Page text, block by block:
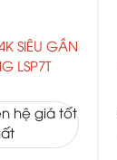
SIÊU GẦN
LSP7T
hệ giá tốt